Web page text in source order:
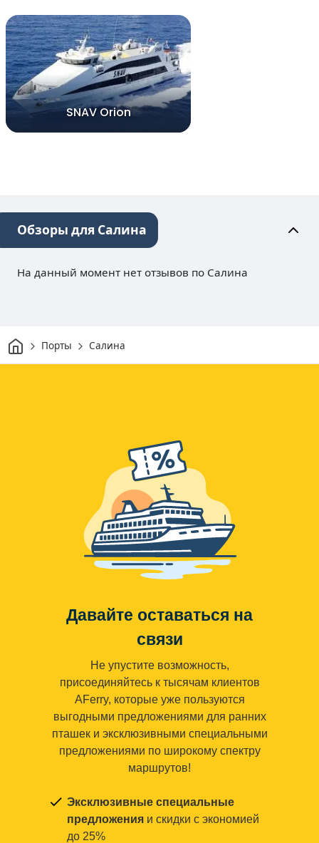
SNAV Orion
Обзоры для Салина
На данный момент нет отзывов по Салина
ДомПорты Салина
Давайте оставаться на
связи
Не упустите возможность,
присоединяйтесь к тысячам клиентов
AFerry, которые уже пользуются
выгодными предложениями для ранних
пташек и эксклюзивными специальными
предложениями по широкому спектру
маршрутов!
Эксклюзивные специальные
предложения и скидки с экономией
до 25%